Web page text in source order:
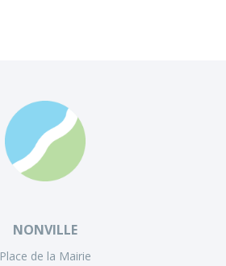
NONVILLE
Place de la Mairie